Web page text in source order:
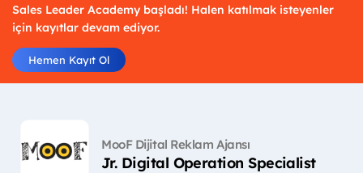
Sales Leader Academy başladı! Halen katılmak isteyenler
için kayıtlar devam ediyor.
Hemen Kayıt Ol
MooF Dijital Reklam Ajansı
Jr. Digital Operation Specialist